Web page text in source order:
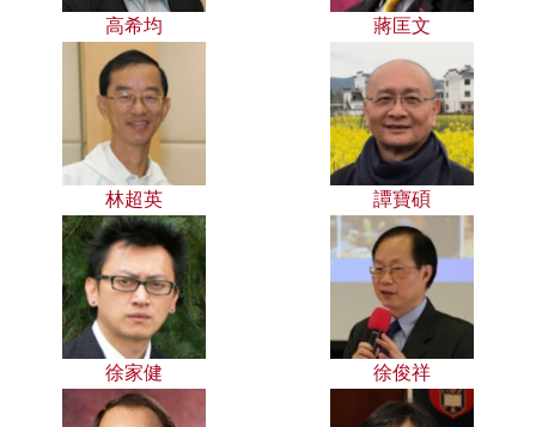
高希均 蔣匡文
林超英 譚寶碩
徐家健 徐俊祥